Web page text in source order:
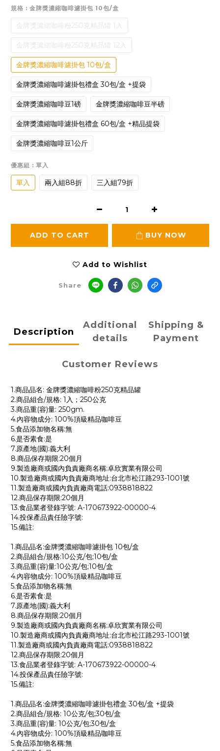
規格 : 金牌獎濃縮咖啡濾掛包 10包/盒
金牌獎濃縮咖啡粉250克精品罐 1入
金牌獎濃縮咖啡粉250克精品罐 12入
金牌獎濃縮咖啡濾掛包 10包/盒
金牌獎濃縮咖啡濾掛包禮盒 30包/盒 +提袋
金牌獎濃縮咖啡豆1磅 金牌獎濃縮咖啡豆半磅
金牌獎濃縮咖啡濾掛包禮盒 60包/盒 +精品提袋
金牌獎濃縮咖啡豆1公斤
優惠組 : 單入
單入 兩入組88折 三入組79折
ADD TO CART BUY NOW
Add to Wishlist
Share
Description
Additional
details
Shipping &
Payment
Customer Reviews
1.商品品名: 金牌獎濃縮咖啡粉250克精品罐
2.商品組合/規格: 1入；250公克
3.商品重(容)量: 250gm.
4.內容物成分: 100%頂級精品咖啡豆
5.食品添加物名稱:無
6.是否素食:是
7.原產地(國):義大利
8.商品保存期限:20個月
9.製造廠商或國內負責廠商名稱:卓欣實業有限公司
10.製造廠商或國內負責廠商地址:台北市松江路293-1001號
11.製造廠商或國內負責廠商電話:0938818822
12.商品保存期限:20個月
13.食品業者登錄字號: A-170673922-00000-4
14.投保產品責任險字號:
15.備註:
1.商品品名:金牌獎濃縮咖啡濾掛包 10包/盒
2.商品組合/規格:10公克/包;10包/盒
3.商品重(容)量:10公克/包;10包/盒
4.內容物成分: 100%頂級精品咖啡豆
5.食品添加物名稱:無
6.是否素食:是
7.原產地(國):義大利
8.商品保存期限:20個月
9.製造廠商或國內負責廠商名稱:卓欣實業有限公司
10.製造廠商或國內負責廠商地址:台北市松江路293-1001號
11.製造廠商或國內負責廠商電話:0938818822
12.商品保存期限:20個月
13.食品業者登錄字號: A-170673922-00000-4
14.投保產品責任險字號:
15.備註:
1.商品品名:金牌獎濃縮咖啡濾掛包禮盒 30包/盒 +提袋
2.商品組合/規格: 10公克/包;30包/盒
3.商品重(容)量: 10公克/包;30包/盒
4.內容物成分: 100%頂級精品咖啡豆
5.食品添加物名稱:無